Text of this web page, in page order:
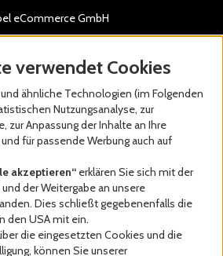
eCommerce GmbH
verwendet Cookies
ähnliche Technologien (im Folgenden
Nutzungsanalyse, zur
zur Anpassung der Inhalte an Ihre
für passende Werbung auch auf
akzeptieren“ erklären Sie sich mit der
der Weitergabe an unsere
Dies schließt gegebenenfalls die
den USA mit ein.
die eingesetzten Cookies und die
können Sie unserer